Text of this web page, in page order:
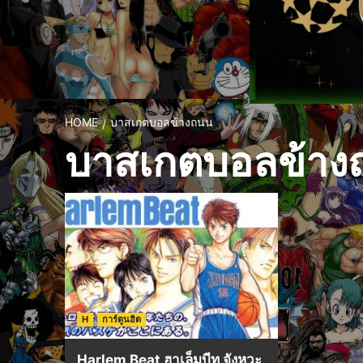
HOME บาสเกตบอลข้างถนน
บาสเกตบอลข้า
H การ์ตูนฮิต
Harlem Beat ฮาเล็มบีท จังหวะ